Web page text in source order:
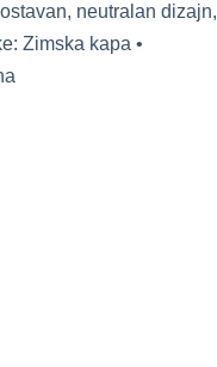
neutralan dizajn,
Zimska kapa •